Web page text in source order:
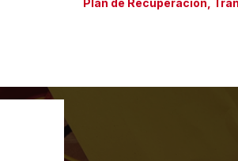
Plan de Recuperación,